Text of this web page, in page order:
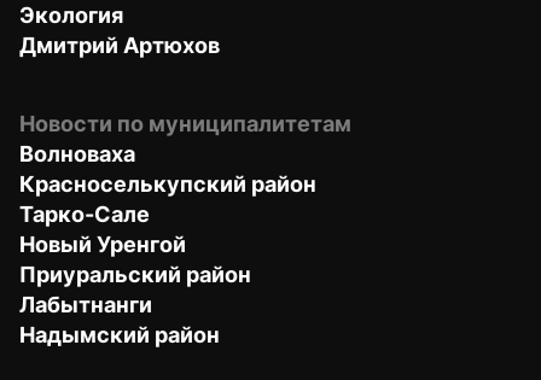
Экология
Дмитрий Артюхов
Новости по муниципалитетам
Волноваха
Красноселькупский район
Тарко-Сале
Новый Уренгой
Приуральский район
Лабытнанги
Надымский район